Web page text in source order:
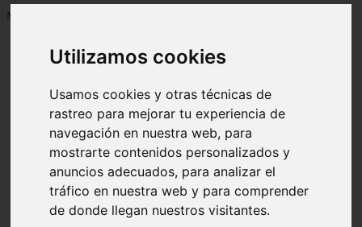
Utilizamos cookies
Usamos cookies y otras técnicas de
rastreo para mejorar tu experiencia de
navegación en nuestra web, para
mostrarte contenidos personalizados y
anuncios adecuados, para analizar el
tráfico en nuestra web y para comprender
de donde llegan nuestros visitantes.
Mostrando 1 - 24 de 148 artículos
Newskill Kitsune Review 【Análisis en Español】